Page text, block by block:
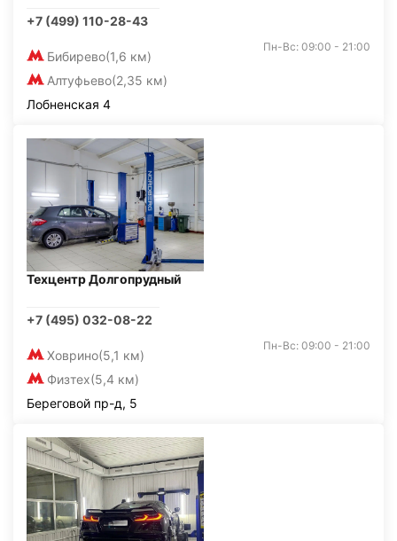
+7 (499) 110-28-43
Бибирево(1,6 км)
Алтуфьево(2,35 км)
Пн-Вс: 09:00 - 21:00
Лобненская 4
Техцентр Долгопрудный
+7 (495) 032-08-22
Ховрино(5,1 км)
Физтех(5,4 км)
Пн-Вс: 09:00 - 21:00
Береговой пр-д, 5